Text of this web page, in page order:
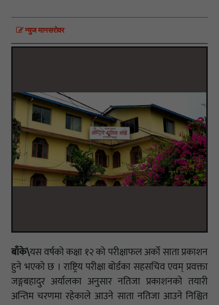
न्युज मानसराेवर
बाँके\यस वर्षको कक्षा १२ को परीक्षाफल अर्को साता प्रकाशन
हुने भएको छ । राष्ट्रिय परीक्षा बोर्डका सहसचिव एवम् प्रवक्ता
जङ्गबहादुर अर्यालका अनुसार नतिजा प्रकाशनको तयारी
अन्तिम चरणमा रहेकाले आउने साता नतिजा आउने निश्चित